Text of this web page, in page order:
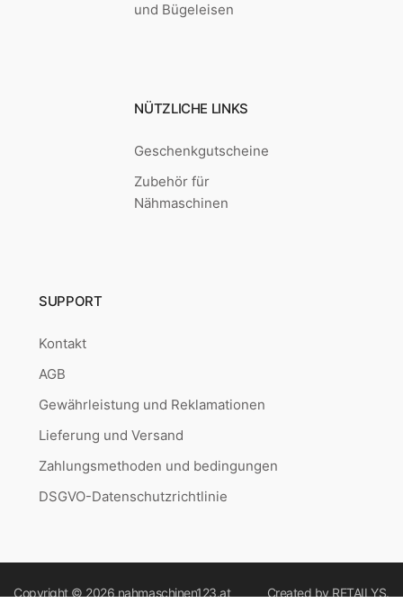
und Bügeleisen
NÜTZLICHE LINKS
Geschenkgutscheine
Zubehör für
Nähmaschinen
SUPPORT
Kontakt
AGB
Gewährleistung und Reklamationen
Lieferung und Versand
Zahlungsmethoden und bedingungen
DSGVO-Datenschutzrichtlinie
Copyright © 2026 nahmaschinen123.at Created by RETAILYS.